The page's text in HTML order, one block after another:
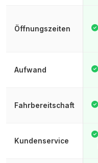
Öffnungszeiten
Aufwand
Fahrbereitschaft
Kundenservice